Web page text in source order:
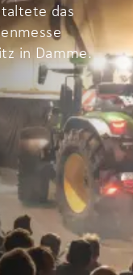
das
in Damme.